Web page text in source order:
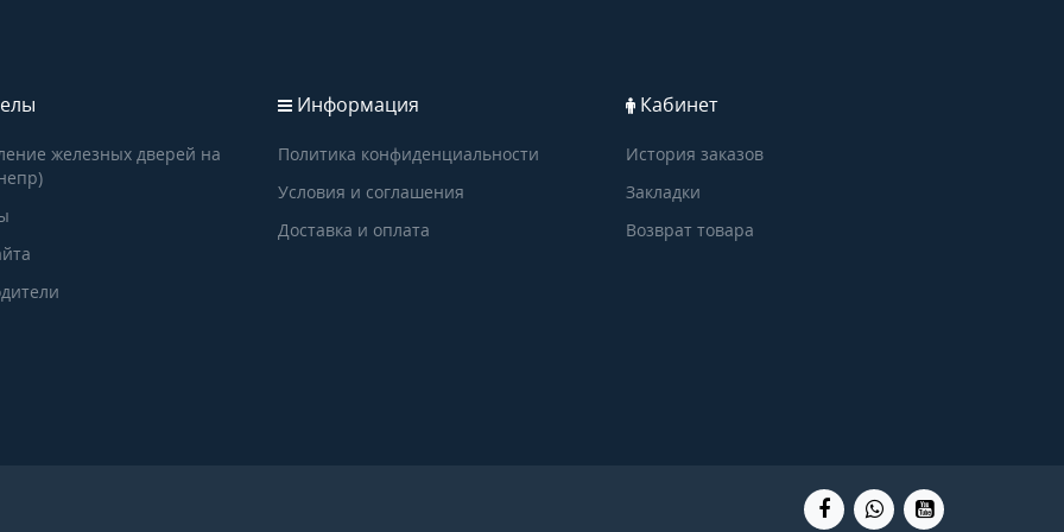
железных дверей на
Информация
Политика конфиденциальности
Условия и соглашения
Доставка и оплата
Кабинет
История заказов
Закладки
Возврат товара